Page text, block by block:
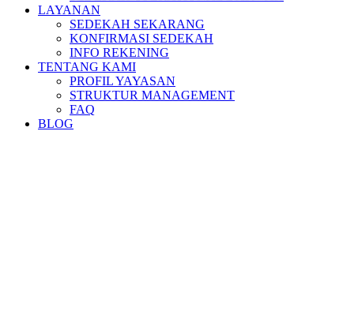
LAYANAN
SEDEKAH SEKARANG
KONFIRMASI SEDEKAH
INFO REKENING
TENTANG KAMI
PROFIL YAYASAN
STRUKTUR MANAGEMENT
FAQ
BLOG